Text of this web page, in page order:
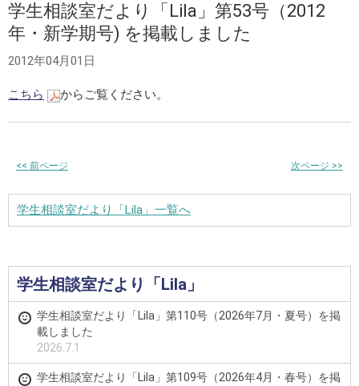
学生相談室だより「Lila」第53号（2012
年・新学期号) を掲載しました
2012年04月01日
こちら からご覧ください。
<< 前ページ 次ページ >>
学生相談室だより「Lila」一覧へ
学生相談室だより「Lila」
学生相談室だより「Lila」第110号（2026年7月・夏号）を掲
載しました
2026.7.1
学生相談室だより「Lila」第109号（2026年4月・春号）を掲